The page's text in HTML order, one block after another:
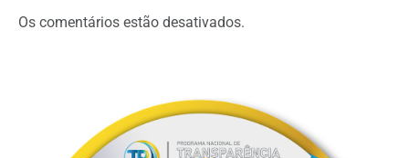
LinkedIn
Os comentários estão desativados.